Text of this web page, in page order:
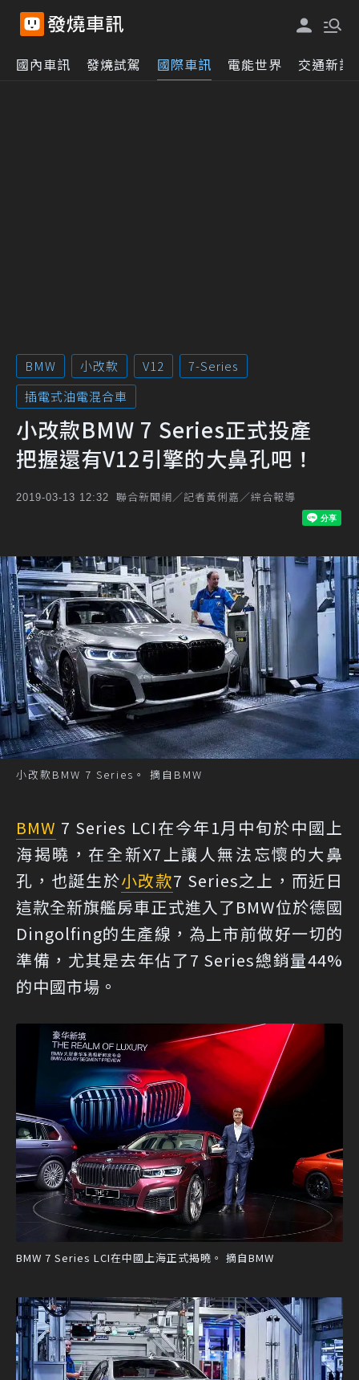
國內車訊 發燒試駕 國際車訊 電能世界 交通新訊
BMW 小改款 V12
7-Series
插電式油電混合車
小改款BMW 7 Series正式投產
把握還有V12引擎的大鼻孔吧！
2019-03-13 12:32 聯合新聞網／記者黃俐嘉／綜合報導
小改款BMW 7 Series。 摘自BMW
BMW 7 Series LCI在今年1月中旬於中國上
海揭曉，在全新X7上讓人無法忘懷的大鼻
孔，也誕生於小改款7 Series之上，而近日
這款全新旗艦房車正式進入了BMW位於德國
Dingolfing的生產線，為上市前做好一切的
準備，尤其是去年佔了7 Series總銷量44%
的中國市場。
BMW 7 Series LCI在中國上海正式揭曉。 摘自BMW